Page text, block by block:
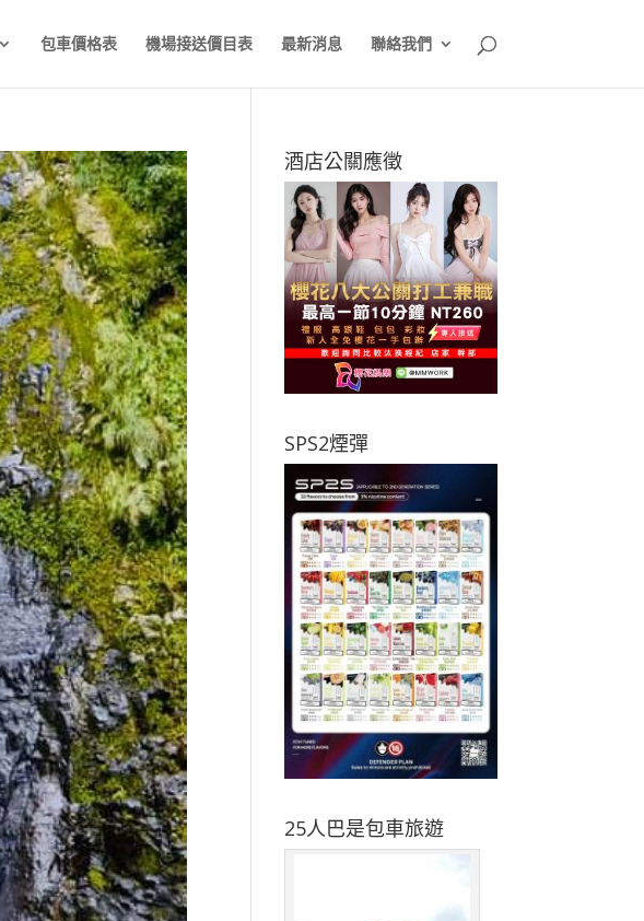
包車價格表 機場接送價目表 最新消息 聯絡我們
酒店公關應徵
SPS2煙彈
25人巴是包車旅遊